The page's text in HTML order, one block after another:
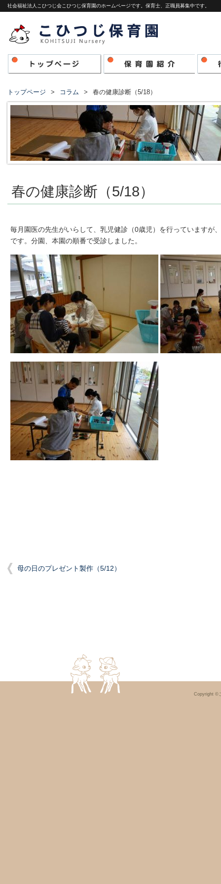
社会福祉法人こひつじ会こひつじ保育園のホームページです。保育士、正職員募集中です。
トップページ コラム 春の健康診断（5/18）
春の健康診断（5/18）
毎月園医の先生がいらして、乳児健診（0歳児）を行っていますが
です。分園、本園の順番で受診しました。
母の日のプレゼント製作（5/12）
Copyright ©